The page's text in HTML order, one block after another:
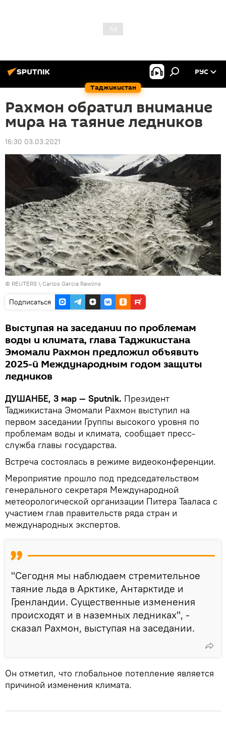
Таджикистан
РУС
Рахмон обратил внимание
мира на таяние ледников
16:30 03.03.2021
© REUTERS \ Carlos Garcia Rawlins
Подписаться
Выступая на заседании по проблемам
воды и климата, глава Таджикистана
Эмомали Рахмон предложил объявить
2025-й Международным годом защиты
ледников
ДУШАНБЕ, 3 мар — Sputnik. Президент
Таджикистана Эмомали Рахмон выступил на
первом заседании Группы высокого уровня по
проблемам воды и климата, сообщает пресс-
служба главы государства.
Встреча состоялась в режиме видеоконференции.
Мероприятие прошло под председательством
генерального секретаря Международной
метеорологической организации Питера Тааласа с
участием глав правительств ряда стран и
международных экспертов.
"Сегодня мы наблюдаем стремительное
таяние льда в Арктике, Антарктиде и
Гренландии. Существенные изменения
происходят и в наземных ледниках", -
сказал Рахмон, выступая на заседании.
Он отметил, что глобальное потепление является
причиной изменения климата.